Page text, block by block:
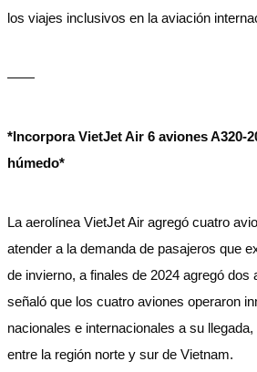
los viajes inclusivos en la aviación
——
*Incorpora VietJet Air 6 aviones A320-
húmedo*
La aerolínea VietJet Air agregó cuatro
atender a la demanda de pasajeros que
de invierno, a finales de 2024 agregó
señaló que los cuatro aviones operaron
nacionales e internacionales a su
entre la región norte y sur de Vietnam.